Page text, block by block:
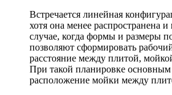
Встречается линейная
хотя она менее распространена и
случае, когда формы и размеры
позволяют сформировать
расстояние между плитой,
При такой планировке основным
расположение мойки между